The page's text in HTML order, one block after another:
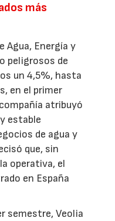
más
Agua, Energía y
peligrosos de
un 4,5%, hasta
en el primer
atribuyó
estable
de agua y
que, sin
operativa, el
en España
semestre, Veolia